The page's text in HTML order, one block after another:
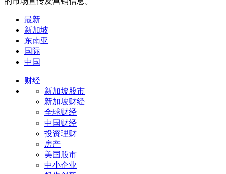
最新
新加坡
东南亚
国际
中国
财经
新加坡股市
新加坡财经
全球财经
中国财经
投资理财
房产
美国股市
中小企业